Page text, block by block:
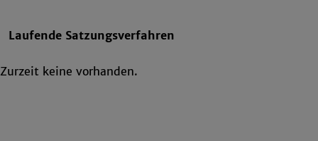
Laufende Satzungsverfahren
Zurzeit keine vorhanden.